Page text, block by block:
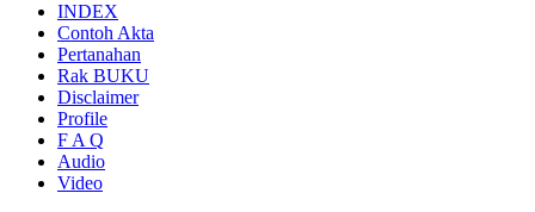
INDEX
Contoh Akta
Pertanahan
Rak BUKU
Disclaimer
Profile
F A Q
Audio
Video